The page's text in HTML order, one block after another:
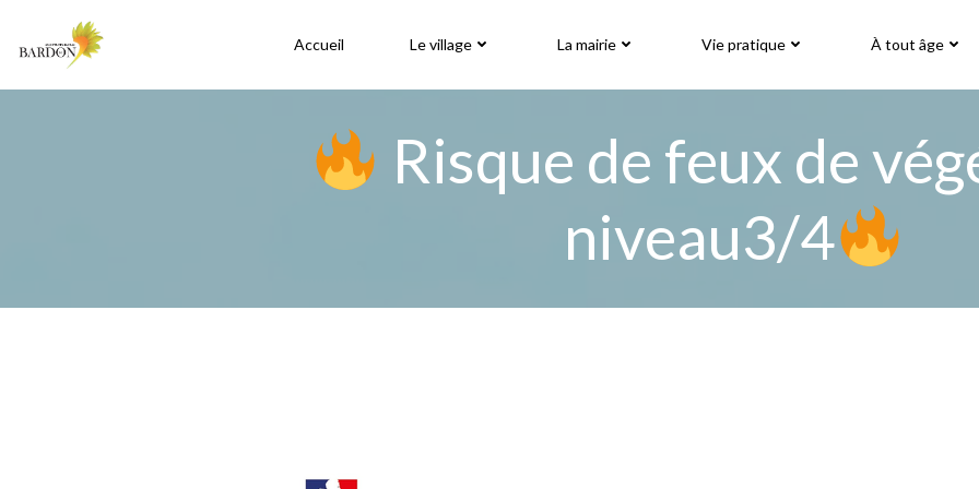
contenu
Accueil Le village La mairie Vie pratique À tout âge
Risque de feux de
niveau3/4